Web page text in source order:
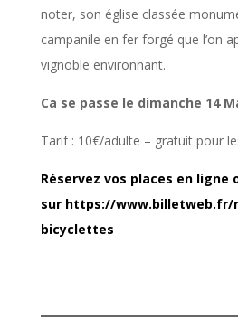
noter, son église classée
campanile en fer forgé que l’on
vignoble environnant.
Ca se passe le dimanche 14
Tarif : 10€/adulte – gratuit pour
Réservez vos places en ligne
sur https://www.billetweb.fr/
bicyclettes